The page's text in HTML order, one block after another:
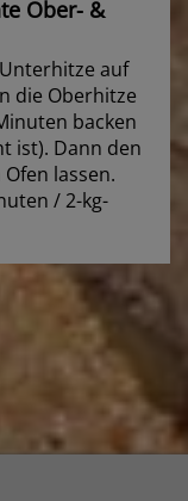
Ober- &
auf
die Oberhitze
backen
ist). Dann den
lassen.
/ 2-kg-